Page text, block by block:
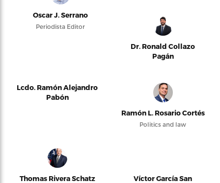
Oscar J. Serrano
Periodista Editor
Dr. Ronald Collazo
Pagán
Lcdo. Ramón Alejandro
Pabón
Ramón L. Rosario Cortés
Politics and law
Thomas Rivera Schatz
Víctor García San